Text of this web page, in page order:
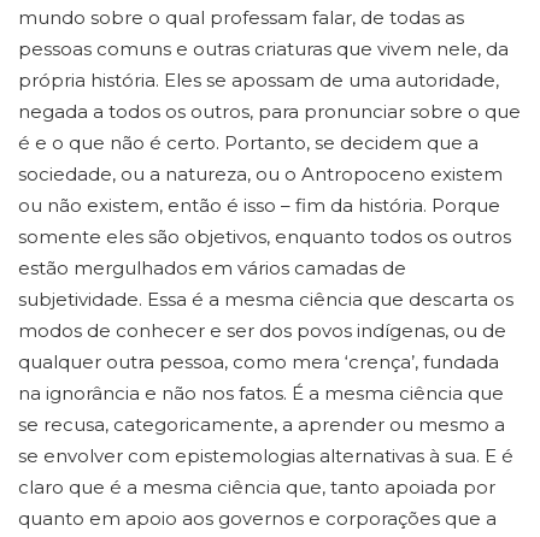
mundo sobre o qual professam falar, de todas as
pessoas comuns e outras criaturas que vivem nele, da
própria história. Eles se apossam de uma autoridade,
negada a todos os outros, para pronunciar sobre o que
é e o que não é certo. Portanto, se decidem que a
sociedade, ou a natureza, ou o Antropoceno existem
ou não existem, então é isso – fim da história. Porque
somente eles são objetivos, enquanto todos os outros
estão mergulhados em vários camadas de
subjetividade. Essa é a mesma ciência que descarta os
modos de conhecer e ser dos povos indígenas, ou de
qualquer outra pessoa, como mera ‘crença’, fundada
na ignorância e não nos fatos. É a mesma ciência que
se recusa, categoricamente, a aprender ou mesmo a
se envolver com epistemologias alternativas à sua. E é
claro que é a mesma ciência que, tanto apoiada por
quanto em apoio aos governos e corporações que a